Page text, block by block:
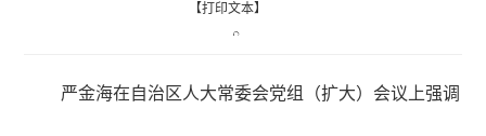
【打印文本】
严金海在自治区人大常委会党组（扩大）会议上强调